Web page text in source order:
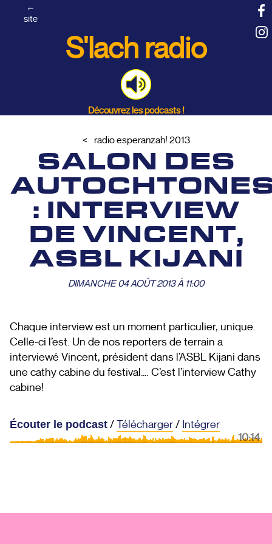
S'lach radio
Découvrez les podcasts !
←
site
radio esperanzah! 2013
SALON DES
: INTERVIEW
DE VINCENT,
ASBL KIJANI
DIMANCHE 04 AOÛT 2013 À 11:00
Chaque interview est un moment particulier, unique.
Celle-ci l’est. Un de nos reporters de terrain a
interviewé Vincent, président dans l’ASBL Kijani dans
une cathy cabine du festival…. C’est l’interview Cathy
cabine!
Écouter le podcast /Télécharger/ Intégrer
10:14